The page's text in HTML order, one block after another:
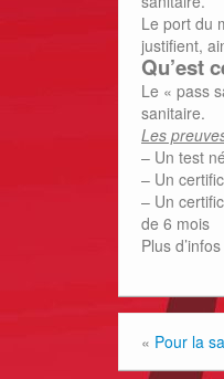
Le port du
justifient,
Qu’est
Le « pass
sanitaire.
Les
– Un test
– Un
– Un
de 6 mois
Plus
« Pour la